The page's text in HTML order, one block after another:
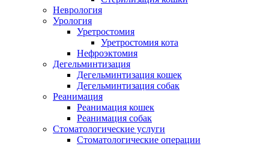
Неврология
Урология
Уретростомия
Уретростомия кота
Нефроэктомия
Дегельминтизация
Дегельминтизация кошек
Дегельминтизация собак
Реанимация
Реанимация кошек
Реанимация собак
Стоматологические услуги
Стоматологические операции